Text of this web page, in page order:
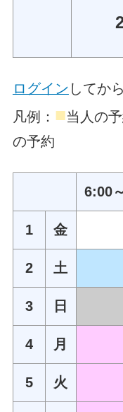
ログイン してか
凡例： ■当人の
の予約
6:00
1 金
2 土
3 日
4 月
5 火